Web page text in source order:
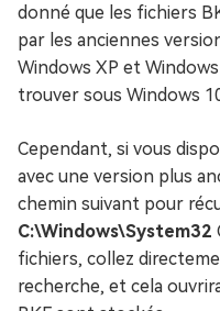
donné que les fichiers
par les anciennes
Windows XP et
trouver sous Windows
Cependant, si vous
avec une version plus
chemin suivant pour
C:\Windows\System32
fichiers, collez
recherche, et cela